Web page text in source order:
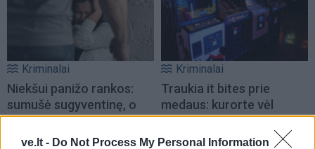
ve.lt - Do Not Process My Personal Information
Kriminalai
Niekšui panižo rankos:
sumušė sugyventinę, o
vėliau ir jos nepilnametę
dukrą(2)
Kriminalai
Traukia it bites prie
medaus: kurorte vėl
ištuštino žaidimų
automatus(1)